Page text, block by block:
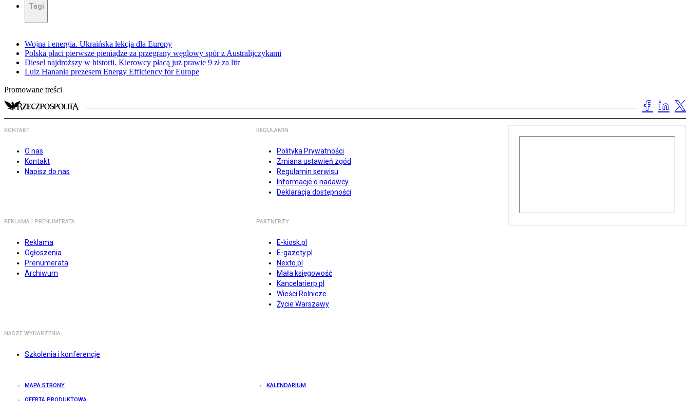
Tagi
Wojna i energia. Ukraińska lekcja dla Europy
Polska płaci pierwsze pieniądze za przegrany węglowy spór z Australijczykami
Diesel najdroższy w historii. Kierowcy płacą już prawie 9 zł za litr
Luiz Hanania prezesem Energy Efficiency for Europe
Promowane treści
KONTAKT
O nas
Kontakt
Napisz do nas
REGULAMIN
Polityka Prywatności
Zmiana ustawień zgód
Regulamin serwisu
Informacje o nadawcy
Deklaracja dostępności
REKLAMA I PRENUMERATA
Reklama
Ogłoszenia
Prenumerata
Archiwum
PARTNERZY
E-kiosk.pl
E-gazety.pl
Nexto.pl
Mała księgowość
Kancelarierp.pl
Wieści Rolnicze
Życie Warszawy
NASZE WYDARZENIA
Szkolenia i konferencje
MAPA STRONY KALENDARIUM